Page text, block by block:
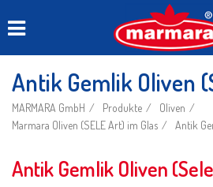
Antik Gemlik Oliven
MARMARA GmbH Produkte
Oliven
Marmara Oliven (SELE Art) im Glas
Antik
Antik Gemlik Oliven